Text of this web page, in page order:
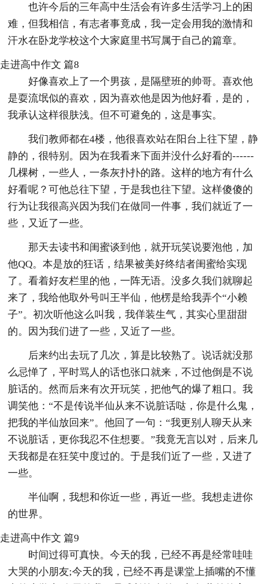
也许今后的三年高中生活会有许多生活学习上的困
难，但我相信，有志者事竟成，我一定会用我的激情和
汗水在卧龙学校这个大家庭里书写属于自己的篇章。
走进高中作文 篇8
好像喜欢上了一个男孩，是隔壁班的帅哥。喜欢他
是耍流氓似的喜欢，因为喜欢他是因为他好看，是的，
我承认这样很肤浅。但不可避免的，这是事实。
我们教师都在4楼，他很喜欢站在阳台上往下望，静
静的，很特别。因为在我看来下面并没什么好看的------
几棵树，一些人，一条灰扑扑的路。这样的地方有什么
好看呢？可他总往下望，于是我也往下望。这样傻傻的
行为让我很高兴因为我们在做同一件事，我们就近了一
些，又近了一些。
那天去读书和闺蜜谈到他，就开玩笑说要泡他，加
他QQ。本是放的狂话，结果被美好终结者闺蜜给实现
了。看着好友栏里的他，一阵无语。没多久我们就聊起
来了，我给他取外号叫王半仙，他楞是给我弄个“小赖
子”。初次听他这么叫我，我佯装生气，其实心里甜甜
的。因为我们进了一些，又近了一些。
后来约出去玩了几次，算是比较熟了。说话就没那
么忌惮了，平时骂人的话也张口就来，不过他倒是不说
脏话的。然而后来有次开玩笑，把他气的爆了粗口。我
调笑他：“不是传说半仙从来不说脏话哒，你是什么鬼，
把我的半仙放回来”。他回了一句：“我更别人聊天从来
不说脏话，更你我忍不住想要。”我竟无言以对，后来几
天我都是在狂笑中度过的。于是我们近了一些，又进了
一些。
半仙啊，我想和你近一些，再近一些。我想走进你
的世界。
走进高中作文 篇9
时间过得可真快。今天的我，已经不再是经常哇哇
大哭的小朋友;今天的我，已经不再是课堂上插嘴的不懂